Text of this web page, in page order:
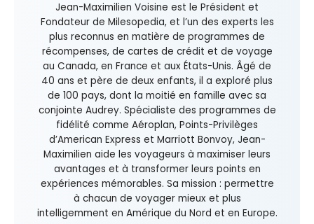
Jean-Maximilien Voisine est le Président et
Fondateur de Milesopedia, et l’un des experts les
plus reconnus en matière de programmes de
récompenses, de cartes de crédit et de voyage
au Canada, en France et aux États-Unis. Âgé de
40 ans et père de deux enfants, il a exploré plus
de 100 pays, dont la moitié en famille avec sa
conjointe Audrey. Spécialiste des programmes de
fidélité comme Aéroplan, Points-Privilèges
d’American Express et Marriott Bonvoy, Jean-
Maximilien aide les voyageurs à maximiser leurs
avantages et à transformer leurs points en
expériences mémorables. Sa mission : permettre
à chacun de voyager mieux et plus
intelligemment en Amérique du Nord et en Europe.